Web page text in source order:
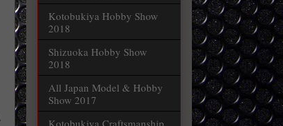
Kotobukiya Hobby Show
2018
Shizuoka Hobby Show
2018
All Japan Model & Hobby
Show 2017
Kotobukiya Craftsmanship